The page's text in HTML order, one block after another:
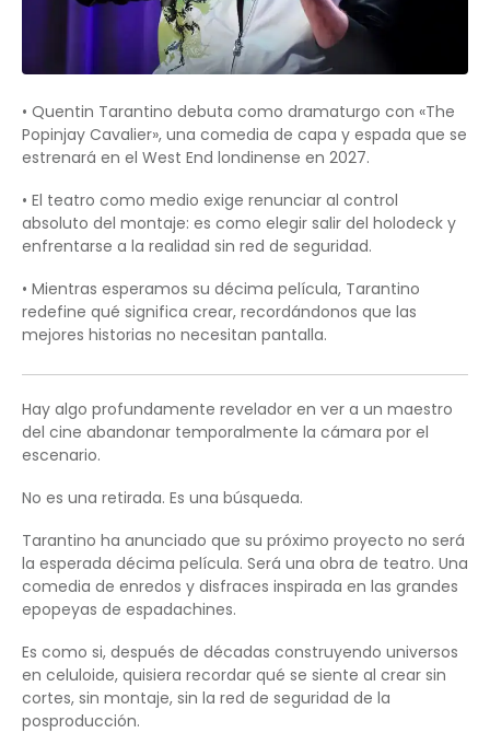
• Quentin Tarantino debuta como dramaturgo con «The
Popinjay Cavalier», una comedia de capa y espada que se
estrenará en el West End londinense en 2027.
• El teatro como medio exige renunciar al control
absoluto del montaje: es como elegir salir del holodeck y
enfrentarse a la realidad sin red de seguridad.
• Mientras esperamos su décima película, Tarantino
redefine qué significa crear, recordándonos que las
mejores historias no necesitan pantalla.
Hay algo profundamente revelador en ver a un maestro
del cine abandonar temporalmente la cámara por el
escenario.
No es una retirada. Es una búsqueda.
Tarantino ha anunciado que su próximo proyecto no será
la esperada décima película. Será una obra de teatro. Una
comedia de enredos y disfraces inspirada en las grandes
epopeyas de espadachines.
Es como si, después de décadas construyendo universos
en celuloide, quisiera recordar qué se siente al crear sin
cortes, sin montaje, sin la red de seguridad de la
posproducción.